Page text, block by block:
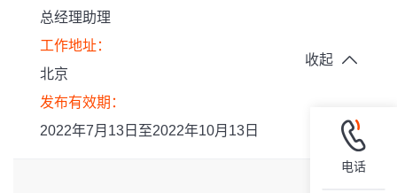
总经理助理
工作地址：
北京
发布有效期：
2022年7月13日至2022年10月13日
收起
电话